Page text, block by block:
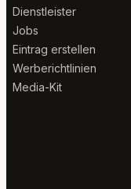
Dienstleister
Jobs
Eintrag erstellen
Werberichtlinien
Media-Kit